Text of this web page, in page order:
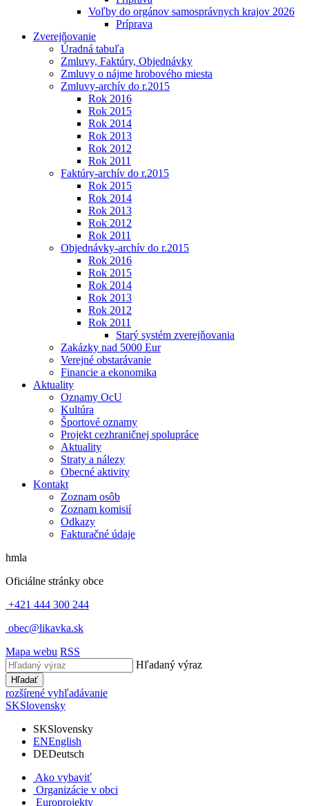
Voľby do orgánov samosprávnych krajov 2026
Príprava
Zverejňovanie
Úradná tabuľa
Zmluvy, Faktúry, Objednávky
Zmluvy o nájme hrobového miesta
Zmluvy-archív do r.2015
Rok 2016
Rok 2015
Rok 2014
Rok 2013
Rok 2012
Rok 2011
Faktúry-archív do r.2015
Rok 2015
Rok 2014
Rok 2013
Rok 2012
Rok 2011
Objednávky-archív do r.2015
Rok 2016
Rok 2015
Rok 2014
Rok 2013
Rok 2012
Rok 2011
Starý systém zverejňovania
Zakázky nad 5000 Eur
Verejné obstarávanie
Financie a ekonomika
Aktuality
Oznamy OcU
Kultúra
Športové oznamy
Projekt cezhraničnej spolupráce
Aktuality
Straty a nálezy
Obecné aktivity
Kontakt
Zoznam osôb
Zoznam komisií
Odkazy
Fakturačné údaje
hmla
Oficiálne stránky obce
+421 444 300 244
obec@likavka.sk
Mapa webu RSS
Hľadaný výraz
Hľadať
rozšírené vyhľadávanie
SKSlovensky
SKSlovensky
ENEnglish
DEDeutsch
Ako vybaviť
Organizácie v obci
Europrojekty